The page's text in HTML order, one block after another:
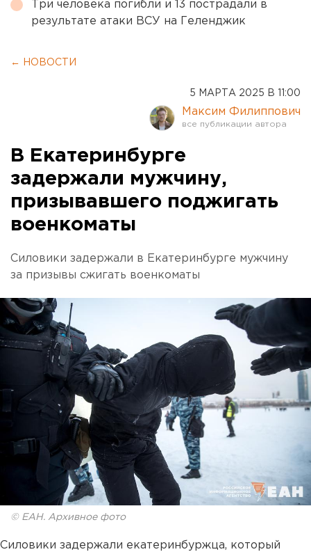
Три человека погибли и 13 пострадали в
результате атаки ВСУ на Геленджик
← НОВОСТИ
5 МАРТА 2025 В 11:00
Максим Филиппович
В Екатеринбурге
задержали мужчину,
призывавшего поджигать
военкоматы
Силовики задержали в Екатеринбурге мужчину
за призывы сжигать военкоматы
© ЕАН. Архивное фото
Силовики задержали екатеринбуржца, который